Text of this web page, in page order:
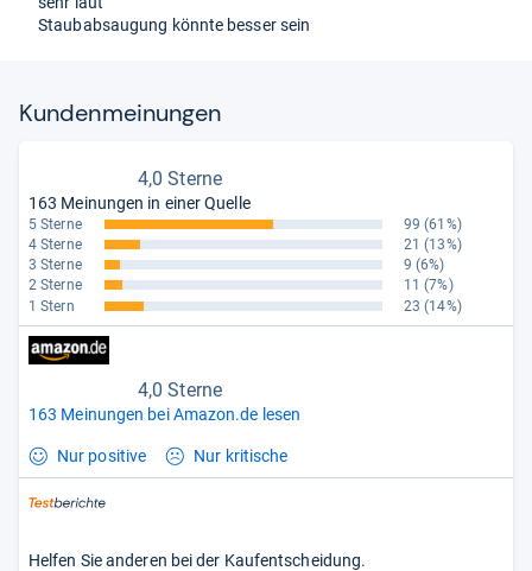
Staubabsaugung könnte besser sein
Kun­den­mei­nun­gen
4,0 Sterne
163 Meinungen in einer Quelle
5 Sterne 99 (61%)
4 Sterne
21 (13%)
3 Sterne
9 (6%)
2 Sterne
11 (7%)
1 Stern
23 (14%)
4,0 Sterne
163 Meinungen bei Amazon.de lesen
Nur positive Nur kritische
Helfen Sie anderen bei der Kaufentscheidung.